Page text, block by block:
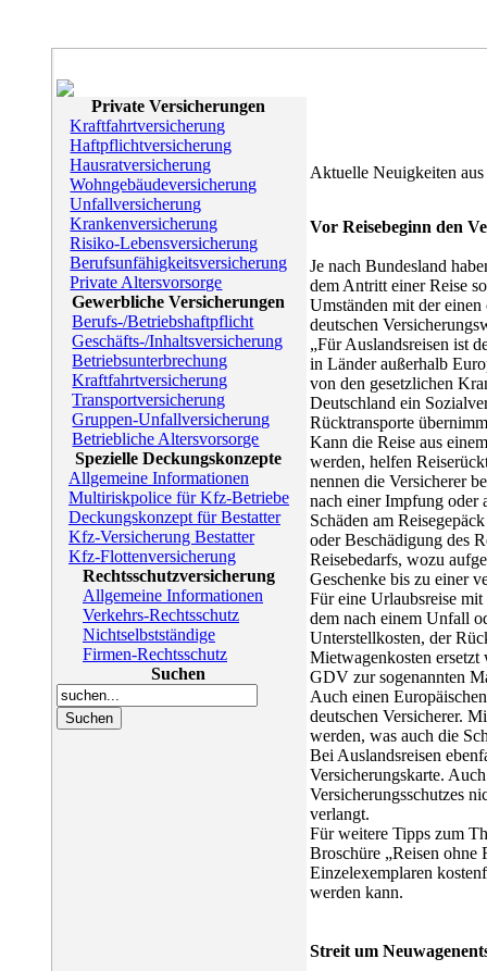
Private Versicherungen
Kraftfahrtversicherung
Haftpflichtversicherung
Hausratversicherung
Wohngebäudeversicherung
Unfallversicherung
Krankenversicherung
Risiko-Lebensversicherung
Berufsunfähigkeitsversicherung
Private Altersvorsorge
Gewerbliche Versicherungen
Berufs-/Betriebshaftpflicht
Geschäfts-/Inhaltsversicherung
Betriebsunterbrechung
Kraftfahrtversicherung
Transportversicherung
Gruppen-Unfallversicherung
Betriebliche Altersvorsorge
Spezielle Deckungskonzepte
Allgemeine Informationen
Multiriskpolice für Kfz-Betriebe
Deckungskonzept für Bestatter
Kfz-Versicherung Bestatter
Kfz-Flottenversicherung
Rechtsschutzversicherung
Allgemeine Informationen
Verkehrs-Rechtsschutz
Nichtselbstständige
Firmen-Rechtsschutz
Suchen
Aktuelle Neuigkeiten
Vor Reisebeginn den
Je nach Bundesland
dem Antritt einer Reise
Umständen mit der einen
deutschen
„Für Auslandsreisen ist
in Länder außerhalb
von den gesetzlichen
Deutschland ein
Rücktransporte
Kann die Reise aus
werden, helfen
nennen die Versicherer
nach einer Impfung oder
Schäden am
oder Beschädigung des
Reisebedarfs, wozu
Geschenke bis zu einer
Für eine Urlaubsreise
dem nach einem Unfall
Unterstellkosten, der
Mietwagenkosten
GDV zur sogenannten
Auch einen
deutschen Versicherer.
werden, was auch die
Bei Auslandsreisen
Versicherungskarte.
Versicherungsschutzes
verlangt.
Für weitere Tipps zum
Broschüre „Reisen
Einzelexemplaren
werden kann.
Streit um